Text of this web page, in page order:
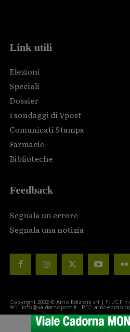
Link utili
Elezioni
Speciali
Dossier
I sondaggi di Vpost
Comunicati Stampa
Farmacie
Biblioteche
Feedback
Segnala un errore
Segnala una notizia
Copyright 2022 © Arno Edizioni srl | P.I./C.F
9/11 info@valdarnopost.it - PEC: